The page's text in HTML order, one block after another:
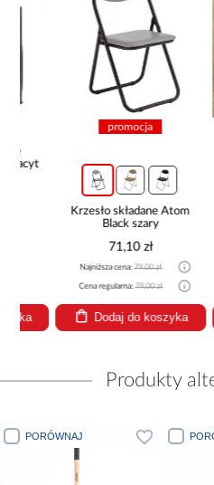
promocja
Krzesło składane Atom
Black szary
71,10 zł
Najniższa cena:79,00 zł
Cena regularna:79,00 zł
Dodaj do koszyka
Oak
Produkty
PORÓWNAJ